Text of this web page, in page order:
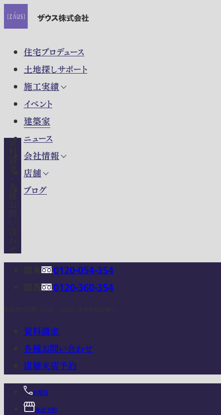
住宅プロデュース
土地探しサポート
施工実績
イベント
建築家
ニュース
会社情報
店舗
ブログ
0120-054-354
0120-360-354
資料請求
各種お問い合わせ
店舗来店予約
お電話
来店予約